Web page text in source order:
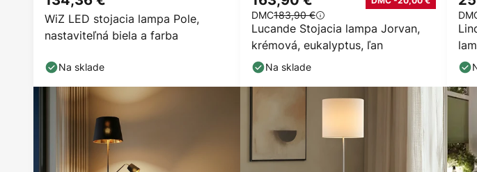
WiZ LED stojacia lampa Pole,
nastaviteľná biela a farba
Na sklade
Lucande Stojacia lampa Jorvan,
krémová, eukalyptus, ľan
DMC183,90 €
Na sklade